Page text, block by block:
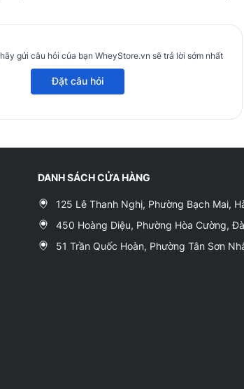
gửi câu hỏi của bạn WheyStore.vn sẽ trả lời sớm nhất
Đặt câu hỏi
DANH SÁCH CỬA HÀNG
125 Lê Thanh Nghị, Phường Bạch Mai,
450 Hoàng Diệu, Phường Hòa Cường,
51 Trần Quốc Hoàn, Phường Tân Sơn